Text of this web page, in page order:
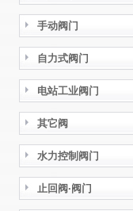
手动阀门
自力式阀门
电站工业阀门
其它阀
水力控制阀门
止回阀·阀门